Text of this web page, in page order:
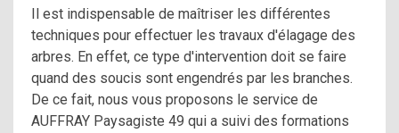
Il est indispensable de maîtriser les différentes
techniques pour effectuer les travaux d'élagage des
arbres. En effet, ce type d'intervention doit se faire
quand des soucis sont engendrés par les branches.
De ce fait, nous vous proposons le service de
AUFFRAY Paysagiste 49 qui a suivi des formations